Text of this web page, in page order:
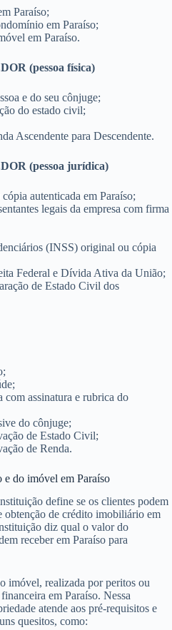
Paraíso;
em Paraíso;
em Paraíso.
(pessoa física)
e do seu cônjuge;
do estado civil;
Ascendente para Descendente.
(pessoa jurídica)
autenticada em Paraíso;
legais da empresa com firma
(INSS) original ou cópia
Federal e Dívida Ativa da União;
de Estado Civil dos
com assinatura e rubrica do
do cônjuge;
de Estado Civil;
de Renda.
e do imóvel em Paraíso
define se os clientes podem
obtenção de crédito imobiliário em
diz qual o valor do
receber em Paraíso para
imóvel, realizada por peritos ou
em Paraíso. Nessa
atende aos pré-requisitos e
quesitos, como: